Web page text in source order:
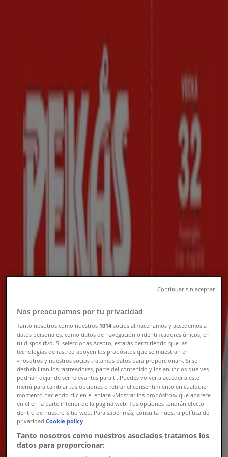
MatbutikerMöbler och Inredning
Kläder, Skor och Accessoarer
Elektronik och
VitvarorSportBilar och Motor Leksaker och Barn
Skönhet
och Parfym
Apotek och Hälsa
Restauranger och
Kaféer Böcker och Kontorsmaterial Banker
De bästa katalogerna i Skara
EKO
Ny
City Gross
City Gross Reklamblad v.33
Utgår den 16/8Skara
Ny
Nos preocupamos por tu privacidad
Tanto nosotros como nuestros 1014 socios almacenamos y accedemos a
datos personales, como datos de navegación o identificadores únicos, en
tu dispositivo. Si seleccionas Acepto, estarás permitiendo que las
tecnologías de rastreo apoyen los propósitos que se muestran en
«nosotros y nuestros socios tratamos datos para proporcionar». Si se
deshabilitan los rastreadores, parte del contenido y los anuncios que ves
podrían dejar de ser relevantes para ti. Puedes volver a acceder a este
menú para cambiar tus opciones o retirar el consentimiento en cualquier
momento haciendo clic en el enlace «Mostrar los propósitos» que aparece
en el en la parte inferior de la página web. Tus opciones tendrán efecto
dentro de nuestro Sitio web. Para saber más, consulta nuestra política de
privacidad.Cookie policy
Tanto nosotros como nuestros asociados tratamos los
datos para proporcionar:
Continuar sin aceptar